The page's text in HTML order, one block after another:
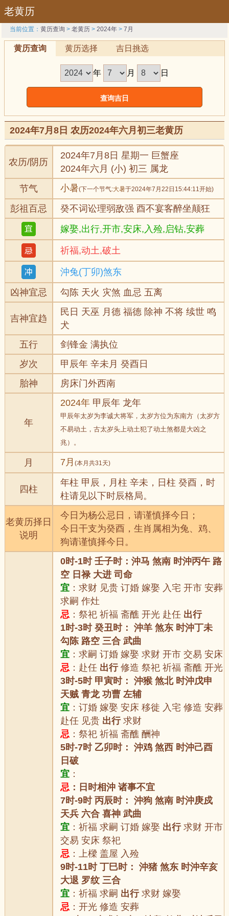
老黄历
当前位置：黄历查询 >老黄历 >2024年 >7月
黄历查询 黄历选择 吉日挑选
年 月 日
2024年7月8日 农历2024年六月初三老黄历
农历/阴历
2024年7月8日 星期一 巨蟹座
2024年六月 (小) 初三 属龙
节气
小暑(下一个节气:大暑于2024年7月22日15:44:11开始)
彭祖百忌
癸不词讼理弱敌强 酉不宴客醉坐颠狂
嫁娶,出行,开市,安床,入殓,启钻,安葬
祈福,动土,破土
沖兔(丁卯)煞东
凶神宜忌
勾陈 天火 灾煞 血忌 五离
吉神宜趋
民日 天巫 月德 福德 除神 不将 续世 鸣
犬
五行
剑锋金 满执位
岁次
甲辰年 辛未月 癸酉日
胎神
房床门外西南
年
2024年 甲辰年 龙年
甲辰年太岁为李诚大将军，太岁方位为东南方（太岁方
不易动土，古太岁头上动土犯了动土煞都是大凶之
兆）。
月 7月(本月共31天)
四柱
年柱 甲辰，月柱 辛未，日柱 癸酉，时
柱请见以下时辰格局。
老黄历择日
说明
今日为杨公忌日，请谨慎择今日；
今日干支为癸酉，生肖属相为兔、鸡、
狗请谨慎择今日。
0时-1时 壬子时：沖马 煞南 时沖丙午 路
空 日禄 大进 司命
宜 ：求财 见贵 订婚 嫁娶 入宅 开市 安葬
求嗣 作灶
忌 ：祭祀 祈福 斋醮 开光 赴任 出行
1时-3时 癸丑时： 沖羊 煞东 时沖丁未
勾陈 路空 三合 武曲
宜 ：求嗣 订婚 嫁娶 求财 开市 交易 安床
忌 ：赴任 出行修造 祭祀 祈福 斋醮 开光
3时-5时 甲寅时： 沖猴 煞北 时沖戊申
天贼 青龙 功曹 左辅
宜 ：订婚 嫁娶 安床 移徙 入宅 修造 安葬
赴任 见贵 出行求财
忌 ：祭祀 祈福 斋醮 酬神
5时-7时 乙卯时： 沖鸡 煞西 时沖己酉
日破
宜 ：
忌 ：日时相沖 诸事不宜
7时-9时 丙辰时： 沖狗 煞南 时沖庚戍
天兵 六合 喜神 武曲
宜 ：祈福 求嗣 订婚 嫁娶 出行求财 开市
交易 安床 祭祀
忌 ：上樑 盖屋 入殓
9时-11时 丁巳时： 沖猪 煞东 时沖辛亥
大退 罗纹 三合
宜 ：祈福 求嗣 出行求财 嫁娶
忌 ：开光 修造 安葬